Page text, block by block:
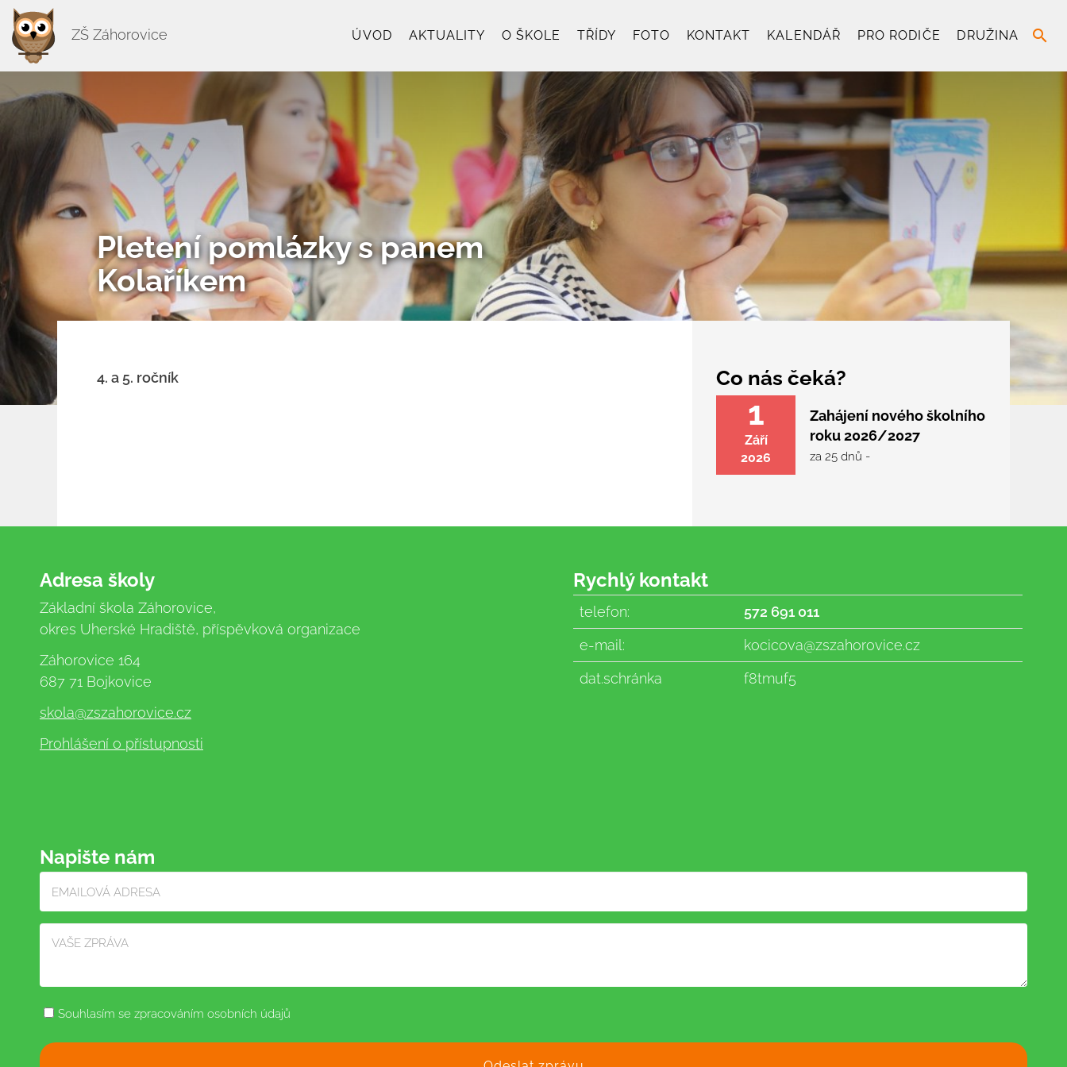
ZŠ Záhorovice ÚVOD AKTUALITY O ŠKOLE TŘÍDY FOTO KONTAKT KALENDÁŘ PRO RODIČE DRUŽINA search
Pletení pomlázky s panem
Kolaříkem
4. a 5. ročník Co nás čeká?
1
Září
2026
Zahájení nového školního
roku 2026/2027
za 25 dnů -
Adresa školy
Základní škola Záhorovice,
okres Uherské Hradiště, příspěvková organizace
Záhorovice 164
687 71 Bojkovice
skola@zszahorovice.cz
Prohlášení o přístupnosti
Rychlý kontakt
telefon:
572 691 011
e-mail:
kocicova@zszahorovice.cz
dat.schránka
f8tmuf5
Napište nám
Souhlasím se zpracováním osobních údajů